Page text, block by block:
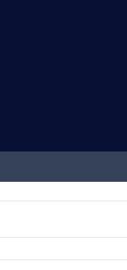
tus dudas a